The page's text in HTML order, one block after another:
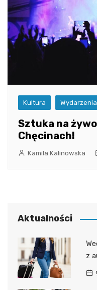
Kultura Wydarzenia
Sztuka na
Chęcinach!
Kamila Kalinowska
Aktualności
z